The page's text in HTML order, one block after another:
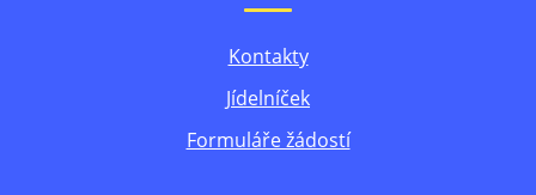
Kontakty
Jídelníček
Formuláře žádostí